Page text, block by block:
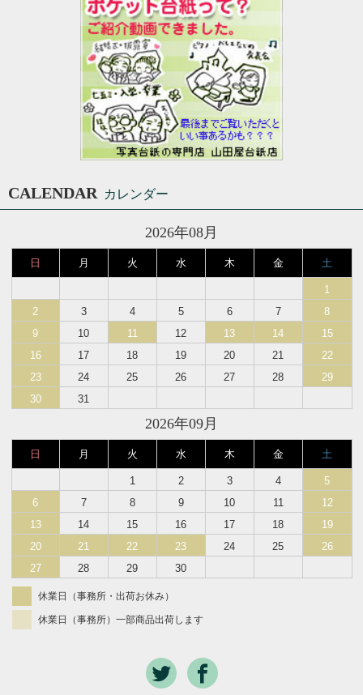
CALENDAR カレンダー
2026年08月
日 月 火 水 木 金 土
1
2
3 4 5 6 7
8
9
10 11 12 13 14
15
16
17 18 19 20 21
22
23
24 25 26 27 28
29
30
31
2026年09月
日 月 火 水 木 金 土
1 2 3 4
5
6
7 8 9 10 11
12
13
14 15 16 17 18
19
20
21 22 23 24 25
26
27
28 29 30
休業日（事務所・出荷お休み）
休業日（事務所）一部商品出荷します